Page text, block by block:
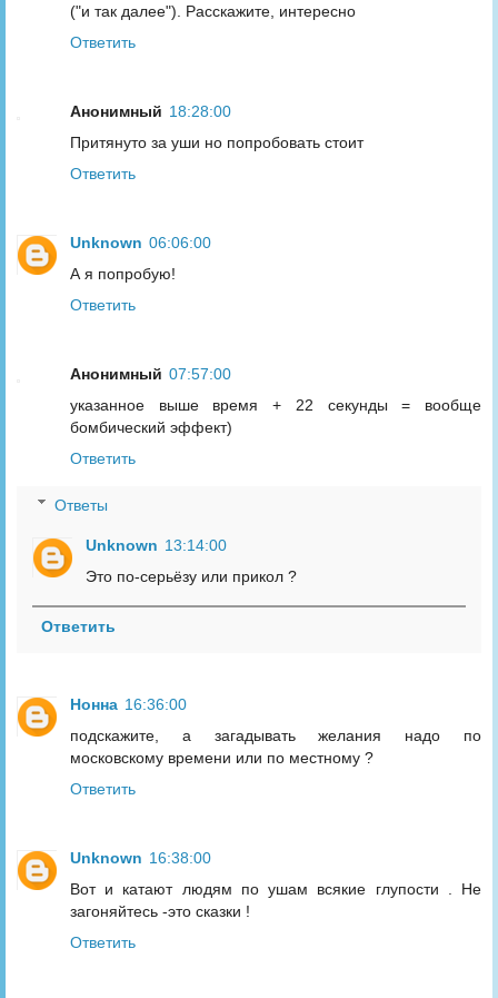
("и так далее"). Расскажите, интересно
Ответить
Анонимный 18:28:00
Притянуто за уши но попробовать стоит
Ответить
Unknown 06:06:00
А я попробую!
Ответить
Анонимный 07:57:00
указанное выше время + 22 секунды = вообще
бомбический эффект)
Ответить
Ответы
Unknown 13:14:00
Это по-серьёзу или прикол ?
Ответить
Нонна 16:36:00
подскажите, а загадывать желания надо по
московскому времени или по местному ?
Ответить
Unknown 16:38:00
Вот и катают людям по ушам всякие глупости . Не
загоняйтесь -это сказки !
Ответить